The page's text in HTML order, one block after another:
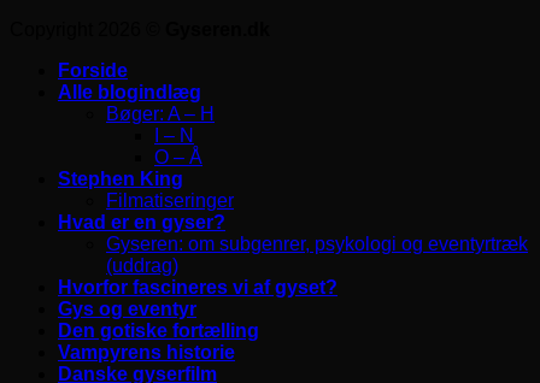
Forside
Alle blogindlæg
Bøger: A – H
I – N
O – Å
Stephen King
Filmatiseringer
Hvad er en gyser?
Gyseren: om subgenrer, psykologi og eventyrtræk
(uddrag)
Hvorfor fascineres vi af gyset?
Gys og eventyr
Den gotiske fortælling
Vampyrens historie
Danske gyserfilm